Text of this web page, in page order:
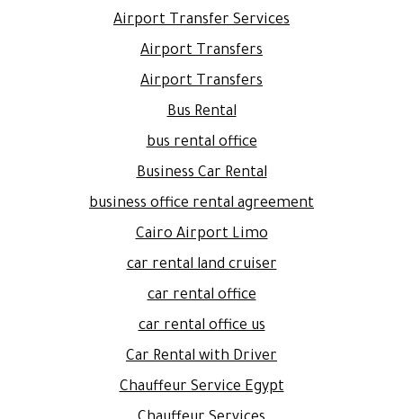
Airport Transfer Services
Airport Transfers
Airport Transfers
Bus Rental
bus rental office
Business Car Rental
business office rental agreement
Cairo Airport Limo
car rental land cruiser
car rental office
car rental office us
Car Rental with Driver
Chauffeur Service Egypt